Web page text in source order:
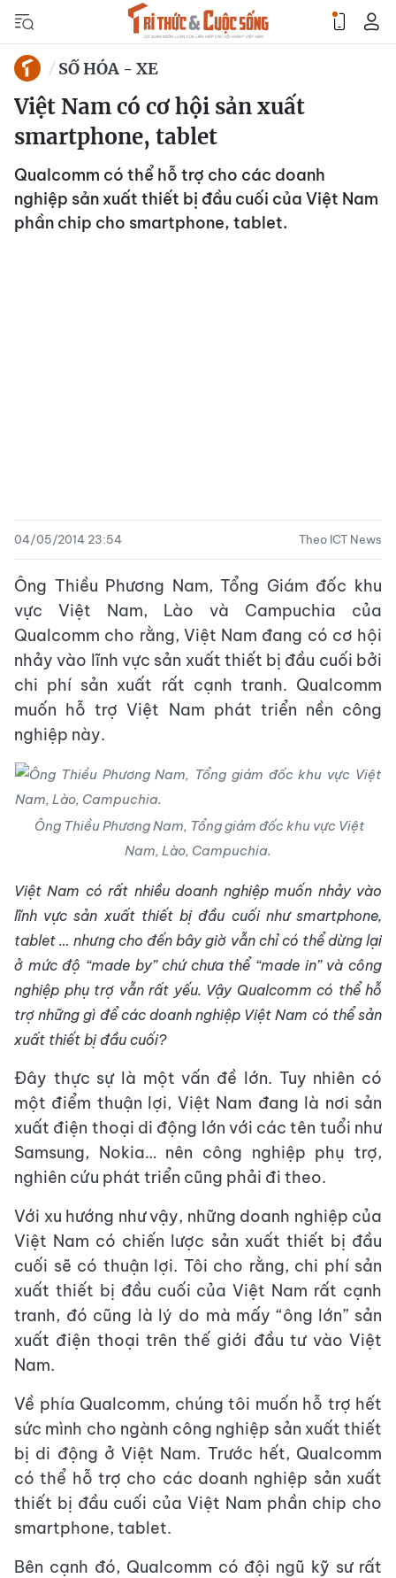
SỐ HÓA - XE
Việt Nam có cơ hội sản xuất
smartphone, tablet
Qualcomm có thể hỗ trợ cho các doanh
nghiệp sản xuất thiết bị đầu cuối của Việt Nam
phần chip cho smartphone, tablet.
04/05/2014 23:54 Theo ICT News
Ông Thiều Phương Nam, Tổng Giám đốc khu
vực Việt Nam, Lào và Campuchia của
Qualcomm cho rằng, Việt Nam đang có cơ hội
nhảy vào lĩnh vực sản xuất thiết bị đầu cuối bởi
chi phí sản xuất rất cạnh tranh. Qualcomm
muốn hỗ trợ Việt Nam phát triển nền công
nghiệp này.
Ông Thiều Phương Nam, Tổng giám đốc khu vực Việt
Nam, Lào, Campuchia.
Việt Nam có rất nhiều doanh nghiệp muốn nhảy vào
lĩnh vực sản xuất thiết bị đầu cuối như smartphone,
tablet … nhưng cho đến bây giờ vẫn chỉ có thể dừng lại
ở mức độ “made by” chứ chưa thể “made in” và công
nghiệp phụ trợ vẫn rất yếu. Vậy Qualcomm có thể hỗ
trợ những gì để các doanh nghiệp Việt Nam có thể sản
xuất thiết bị đầu cuối?
Đây thực sự là một vấn đề lớn. Tuy nhiên có
một điểm thuận lợi, Việt Nam đang là nơi sản
xuất điện thoại di động lớn với các tên tuổi như
Samsung, Nokia… nên công nghiệp phụ trợ,
nghiên cứu phát triển cũng phải đi theo.
Với xu hướng như vậy, những doanh nghiệp của
Việt Nam có chiến lược sản xuất thiết bị đầu
cuối sẽ có thuận lợi. Tôi cho rằng, chi phí sản
xuất thiết bị đầu cuối của Việt Nam rất cạnh
tranh, đó cũng là lý do mà mấy “ông lớn” sản
xuất điện thoại trên thế giới đầu tư vào Việt
Nam.
Về phía Qualcomm, chúng tôi muốn hỗ trợ hết
sức mình cho ngành công nghiệp sản xuất thiết
bị di động ở Việt Nam. Trước hết, Qualcomm
có thể hỗ trợ cho các doanh nghiệp sản xuất
thiết bị đầu cuối của Việt Nam phần chip cho
smartphone, tablet.
Bên cạnh đó, Qualcomm có đội ngũ kỹ sư rất